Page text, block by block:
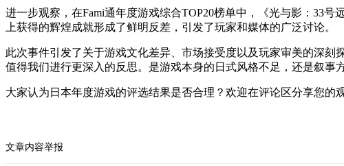
进一步观察，在Fami通年度游戏综合TOP20榜单中，《光与影：33
上获得的辉煌成就形成了鲜明反差，引发了玩家和媒体的广泛讨论。
此次事件引发了关于游戏文化差异、市场接受度以及玩家审美的深刻
值得我们进行更深入的反思。是游戏本身的日式风格不足，还是叙事
大家认为日本年度游戏的评选结果是否合理？欢迎在评论区分享您的
文章内容举报